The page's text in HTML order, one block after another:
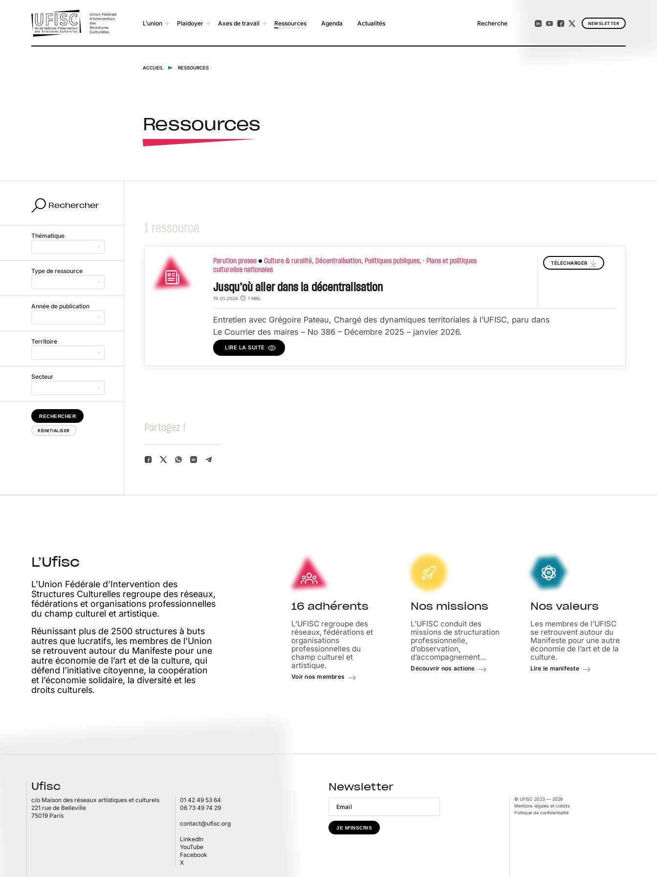
Union Fédérale
d'Intervention
des
Structures
Culturelles
L’union Plaidoyer Axes de travail Ressources Agenda Actualités Recherche NEWSLETTER
ACCUEIL RESSOURCES
Ressources
Rechercher
Thématique
Type de ressource
Année de publication
Territoire
Secteur
RÉINITIALISER
1 ressource
Type :
Parution presse thematique :
Culture & ruralité, Décentralisation, Politiques publiques, · Plans et politiques
culturelles nationales
Jusqu’où aller dans la décentralisation
19.01.2026 1 MIN.
Entretien avec Grégoire Pateau, Chargé des dynamiques territoriales à l’UFISC, paru dans
Le Courrier des maires – No 386 – Décembre 2025 – janvier 2026.
LIRE LA SUITE
TÉLÉCHARGER
Partagez !
L’Ufisc
L’Union Fédérale d’Intervention des
Structures Culturelles regroupe des réseaux,
fédérations et organisations professionnelles
du champ culturel et artistique.
Réunissant plus de 2500 structures à buts
autres que lucratifs, les membres de l’Union
se retrouvent autour du Manifeste pour une
autre économie de l’art et de la culture, qui
défend l’initiative citoyenne, la coopération
et l’économie solidaire, la diversité et les
droits culturels.
16 adhérents
L’UFISC regroupe des
réseaux, fédérations et
organisations
professionnelles du
champ culturel et
artistique.
Voir nos membres
Nos missions
L’UFISC conduit des
missions de structuration
professionnelle,
d’observation,
d’accompagnement...
Découvrir nos actions
Nos valeurs
Les membres de l’UFISC
se retrouvent autour du
Manifeste pour une autre
économie de l’art et de la
culture.
Lire le manifeste
Ufisc
c/o Maison des réseaux artistiques et culturels
221 rue de Belleville
75019 Paris
01 42 49 53 64
06 73 49 74 29
contact@ufisc.org
LinkedIn
YouTube
Facebook
X
Newsletter
JE M'INSCRIS
© UFISC 2023 — 2026
Mentions légales et crédits
Politique de confidentialité